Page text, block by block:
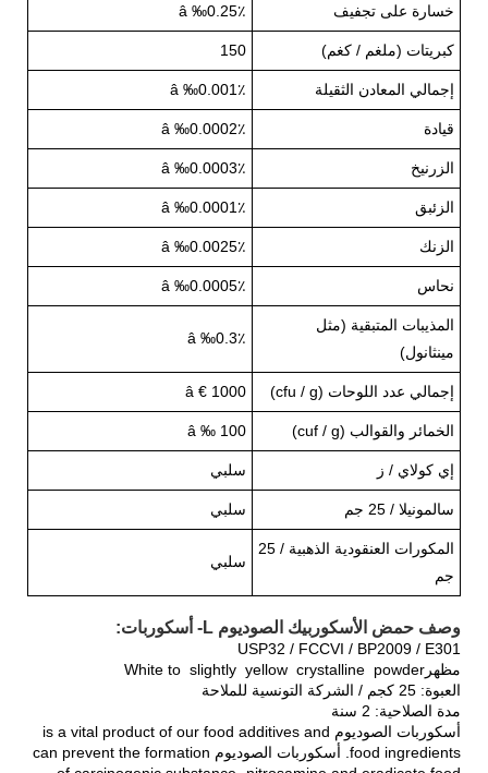
خسارة على تجفيف â ‰0.25٪
كبريتات (ملغم / كغم) 150
إجمالي المعادن الثقيلة â ‰0.001٪
قيادة â ‰0.0002٪
الزرنيخ â ‰0.0003٪
الزئبق â ‰0.0001٪
الزنك â ‰0.0025٪
نحاس â ‰0.0005٪
المذيبات المتبقية (مثل
مينثانول)
â ‰0.3٪
إجمالي عدد اللوحات (cfu / g) â € 1000
الخمائر والقوالب (cuf / g) â ‰ 100
إي كولاي / ز سلبي
سالمونيلا / 25 جم سلبي
المكورات العنقودية الذهبية / 25
جم
سلبي
وصف حمض الأسكوربيك الصوديوم L- أسكوربات:
USP32 / FCCVI / BP2009 / E301
مظهرWhite to slightly yellow crystalline powder
العبوة: 25 كجم / الشركة التونسية للملاحة
مدة الصلاحية: 2 سنة
أسكوربات الصوديوم is a vital product of our food additives and
food ingredients. أسكوربات الصوديوم can prevent the formation